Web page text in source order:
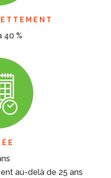
40 %
au-delà de 25 ans